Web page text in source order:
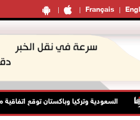
Français
السعودية وتركيا وباكستان توقع اتفاقية